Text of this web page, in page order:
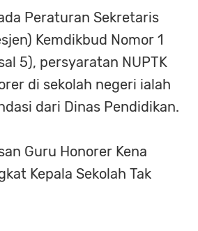
Peraturan Sekretaris
Kemdikbud Nomor 1
5), persyaratan NUPTK
di sekolah negeri ialah
dari Dinas Pendidikan.
Guru Honorer Kena
Kepala Sekolah Tak